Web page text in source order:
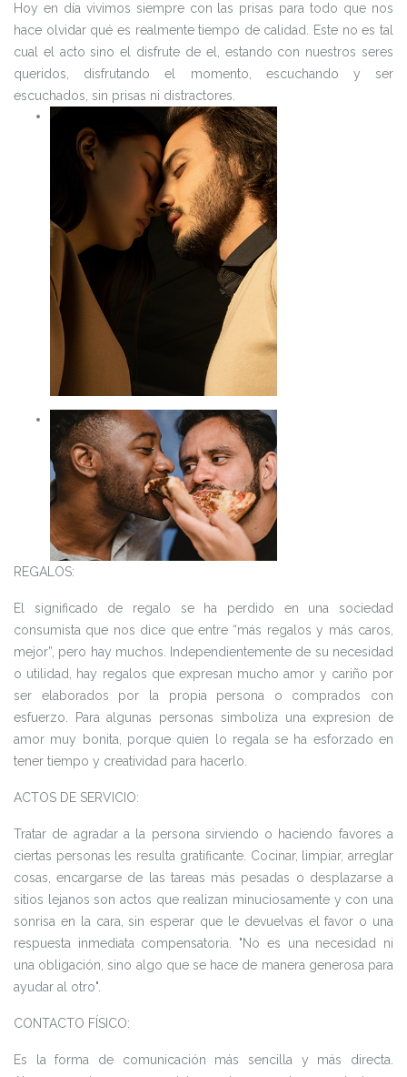
Hoy en día vivimos siempre con las prisas para todo que nos
hace olvidar qué es realmente tiempo de calidad. Este no es tal
cual el acto sino el disfrute de el, estando con nuestros seres
queridos, disfrutando el momento, escuchando y ser
escuchados, sin prisas ni distractores.
REGALOS:
El significado de regalo se ha perdido en una sociedad
consumista que nos dice que entre “más regalos y más caros,
mejor”, pero hay muchos. Independientemente de su necesidad
o utilidad, hay regalos que expresan mucho amor y cariño por
ser elaborados por la propia persona o comprados con
esfuerzo. Para algunas personas simboliza una expresion de
amor muy bonita, porque quien lo regala se ha esforzado en
tener tiempo y creatividad para hacerlo.
ACTOS DE SERVICIO:
Tratar de agradar a la persona sirviendo o haciendo favores a
ciertas personas les resulta gratificante. Cocinar, limpiar, arreglar
cosas, encargarse de las tareas más pesadas o desplazarse a
sitios lejanos son actos que realizan minuciosamente y con una
sonrisa en la cara, sin esperar que le devuelvas el favor o una
respuesta inmediata compensatoria. "No es una necesidad ni
una obligación, sino algo que se hace de manera generosa para
ayudar al otro".
CONTACTO FÍSICO:
Es la forma de comunicación más sencilla y más directa.